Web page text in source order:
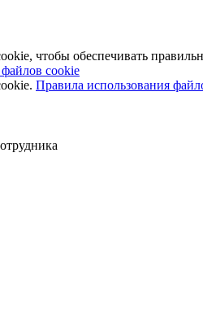
чтобы обеспечивать
cookie
Правила использования